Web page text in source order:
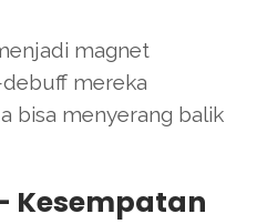
magnet
mereka
bisa menyerang balik
Kesempatan